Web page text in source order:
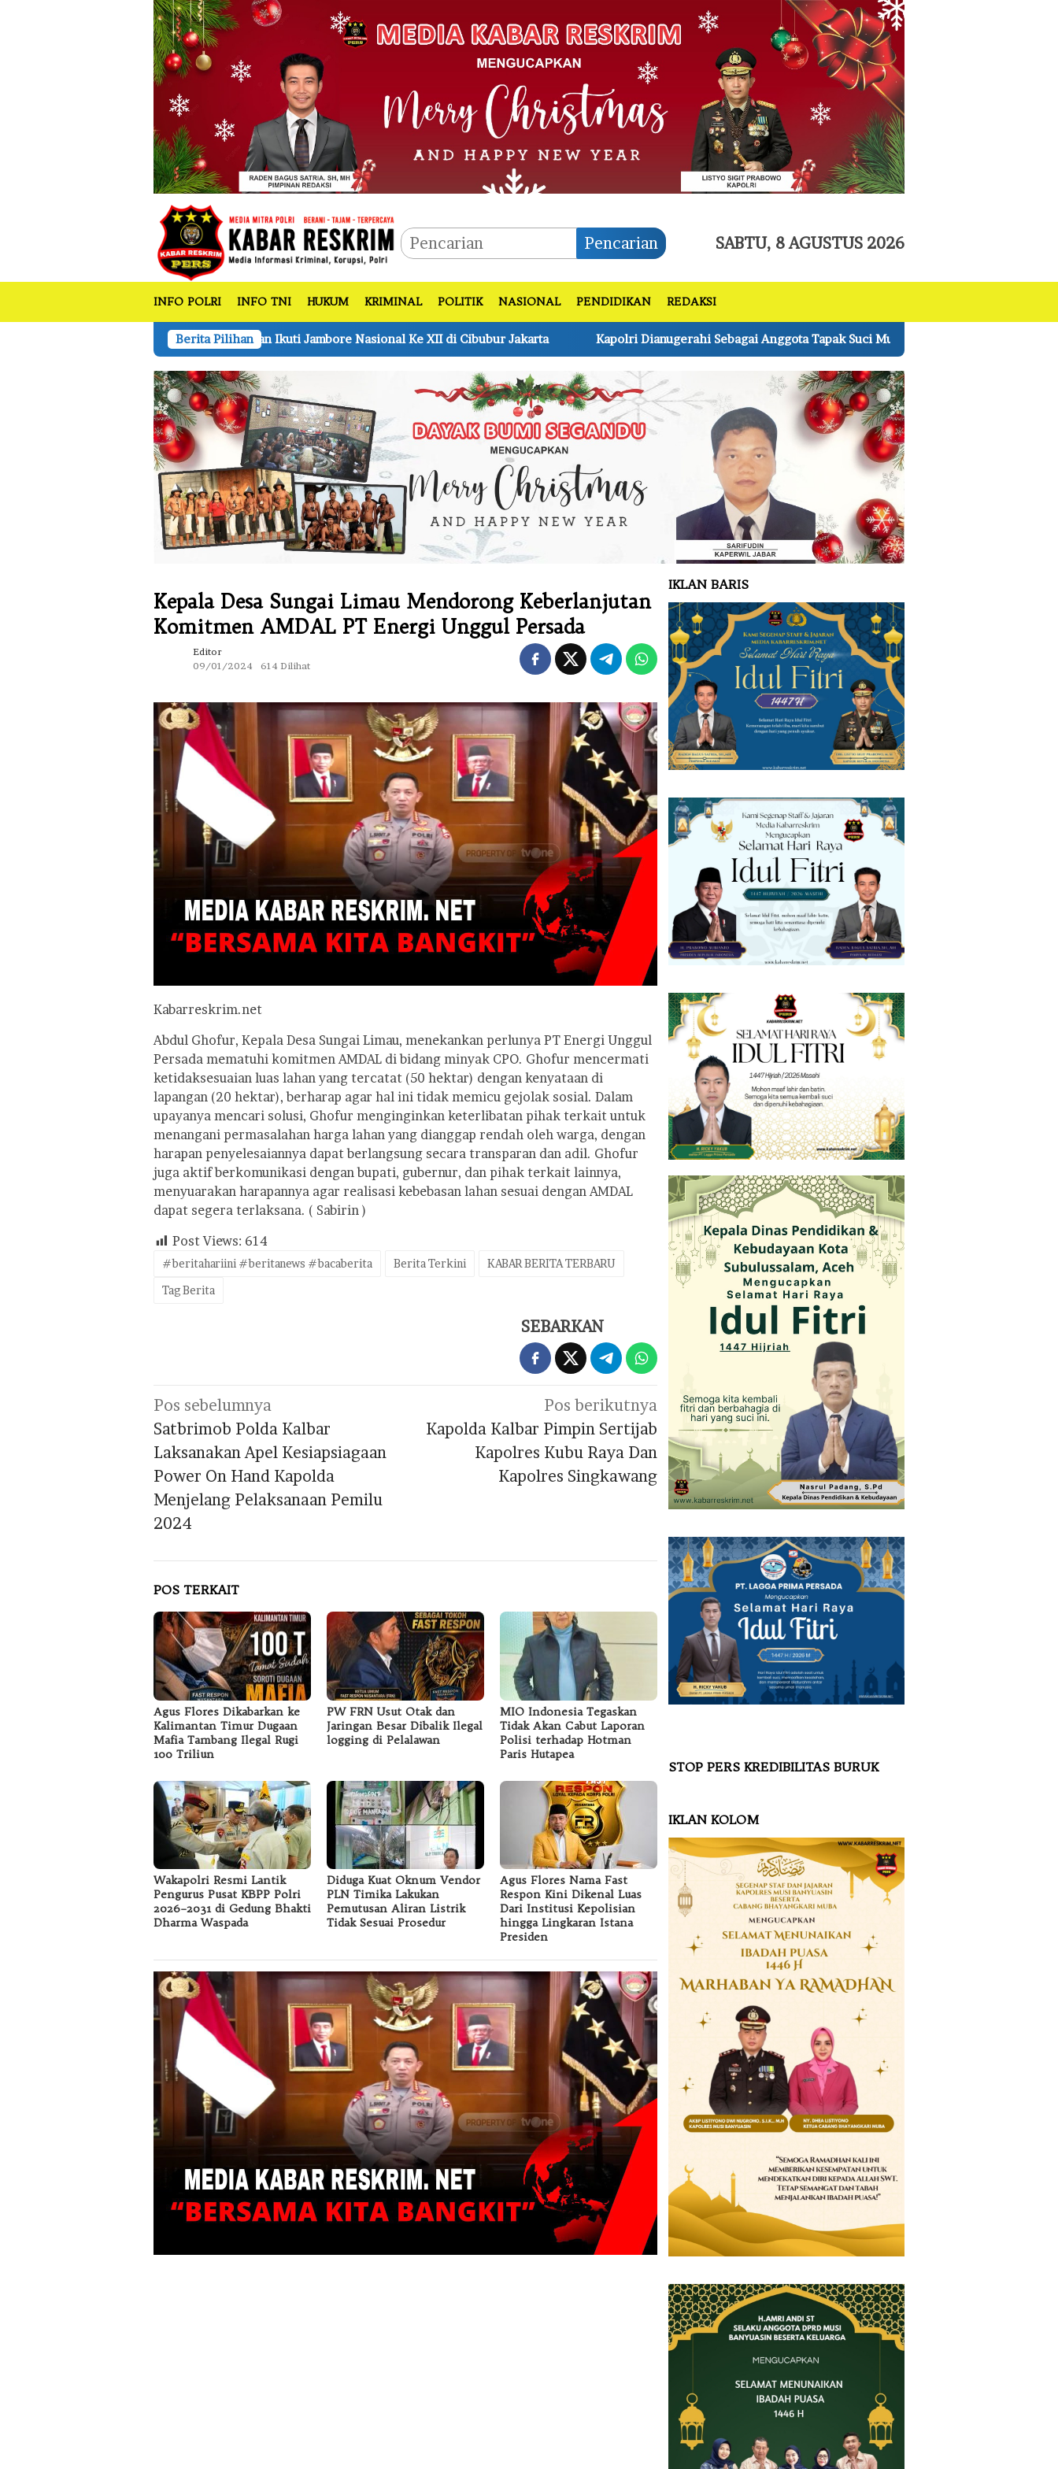
Pencarian SABTU, 8 AGUSTUS 2026
INFO POLRI INFO TNI HUKUM KRIMINAL POLITIK NASIONAL PENDIDIKAN REDAKSI
Berita Pilihan
Tembilahan Ikuti Jambore Nasional Ke XII di Cibubur Jakarta Kapolri Dianugerahi Sebagai Anggota Tapak Suci Muhamadiyah Ini Rincian Harta Kekayaan Anggota
Kepala Desa Sungai Limau Mendorong Keberlanjutan
Komitmen AMDAL PT Energi Unggul Persada
Editor
09/01/2024
614 Dilihat
Kabarreskrim.net
Abdul Ghofur, Kepala Desa Sungai Limau, menekankan perlunya PT Energi Unggul
Persada mematuhi komitmen AMDAL di bidang minyak CPO. Ghofur mencermati
ketidaksesuaian luas lahan yang tercatat (50 hektar) dengan kenyataan di
lapangan (20 hektar), berharap agar hal ini tidak memicu gejolak sosial. Dalam
upayanya mencari solusi, Ghofur menginginkan keterlibatan pihak terkait untuk
menangani permasalahan harga lahan yang dianggap rendah oleh warga, dengan
harapan penyelesaiannya dapat berlangsung secara transparan dan adil. Ghofur
juga aktif berkomunikasi dengan bupati, gubernur, dan pihak terkait lainnya,
menyuarakan harapannya agar realisasi kebebasan lahan sesuai dengan AMDAL
dapat segera terlaksana. ( Sabirin )
Post Views: 614
#beritahariini #beritanews #bacaberita Berita Terkini
KABAR BERITA TERBARU
Tag Berita
SEBARKAN
Navigasi
pos
Pos sebelumnya
Satbrimob Polda Kalbar
Laksanakan Apel Kesiapsiagaan
Power On Hand Kapolda
Menjelang Pelaksanaan Pemilu
2024
Pos berikutnya
Kapolda Kalbar Pimpin Sertijab
Kapolres Kubu Raya Dan
Kapolres Singkawang
POS TERKAIT
Agus Flores Dikabarkan ke
Kalimantan Timur Dugaan
Mafia Tambang Ilegal Rugi
100 Triliun
PW FRN Usut Otak dan
Jaringan Besar Dibalik Ilegal
logging di Pelalawan
MIO Indonesia Tegaskan
Tidak Akan Cabut Laporan
Polisi terhadap Hotman
Paris Hutapea
Wakapolri Resmi Lantik
Pengurus Pusat KBPP Polri
2026–2031 di Gedung Bhakti
Dharma Waspada
Diduga Kuat Oknum Vendor
PLN Timika Lakukan
Pemutusan Aliran Listrik
Tidak Sesuai Prosedur
Agus Flores Nama Fast
Respon Kini Dikenal Luas
Dari Institusi Kepolisian
hingga Lingkaran Istana
Presiden
IKLAN BARIS
STOP PERS KREDIBILITAS BURUK
IKLAN KOLOM